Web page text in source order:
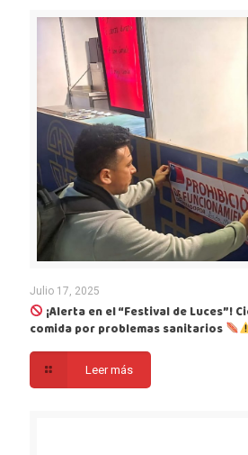
Julio 17, 2025
¡Alerta en el “Festival de Luces”!
comida por problemas sanitarios
Leer más